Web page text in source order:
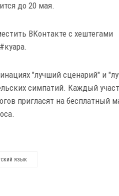
до 20 мая.
ВКонтакте с хештегами
"лучший сценарий" и
симпатий. Каждый
пригласят на бесплатный
язык